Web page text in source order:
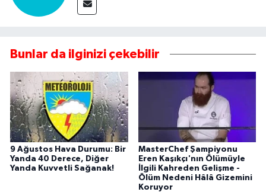
Bunlar da ilginizi çekebilir
9 Ağustos Hava Durumu: Bir
Yanda 40 Derece, Diğer
Yanda Kuvvetli Sağanak!
MasterChef Şampiyonu
Eren Kaşıkçı'nın Ölümüyle
İlgili Kahreden Gelişme -
Ölüm Nedeni Hâlâ Gizemini
Koruyor